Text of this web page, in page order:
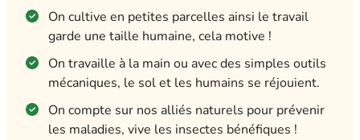
On cultive en petites parcelles ainsi le travail
garde une taille humaine, cela motive !
On travaille à la main ou avec des simples outils
mécaniques, le sol et les humains se réjouient.
On compte sur nos alliés naturels pour prévenir
les maladies, vive les insectes bénéfiques !